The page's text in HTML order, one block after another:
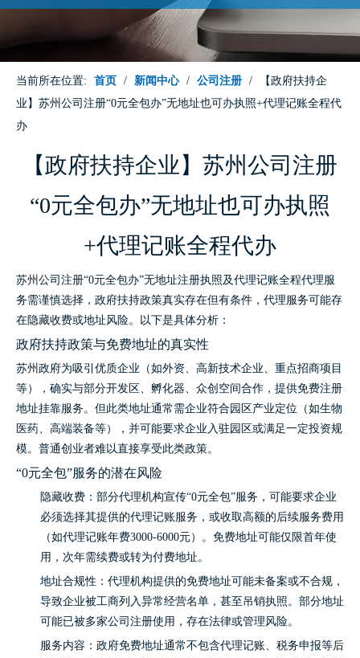
当前所在位置: 首页 / 新闻中心 / 公司注册 /
【政府扶持企
业】苏州公司注册“0元全包办”无地址也可办执照+代理记账全程代
办
【政府扶持企业】苏州公司注册
“0元全包办”无地址也可办执照
+代理记账全程代办
苏州公司注册“0元全包办”无地址注册执照及代理记账全程代理服
务需谨慎选择，政府扶持政策真实存在但有条件，代理服务可能存
在隐藏收费或地址风险。以下是具体分析：
政府扶持政策与免费地址的真实性
苏州政府为吸引优质企业（如外资、高新技术企业、重点招商项目
等），确实与部分开发区、孵化器、众创空间合作，提供免费注册
地址挂靠服务。但此类地址通常需企业符合园区产业定位（如生物
医药、高端装备等），并可能要求企业入驻园区或满足一定投资规
模。普通创业者难以直接享受此类政策。
“0元全包”服务的潜在风险
隐藏收费：部分代理机构宣传“0元全包”服务，可能要求企业
必须选择其提供的代理记账服务，或收取高额的后续服务费用
（如代理记账年费3000-6000元）。免费地址可能仅限首年使
用，次年需续费或转为付费地址。
地址合规性：代理机构提供的免费地址可能未备案或不合规，
导致企业被工商列入异常经营名单，甚至吊销执照。部分地址
可能已被多家公司注册使用，存在法律或管理风险。
服务内容：政府免费地址通常不包含代理记账、税务申报等后